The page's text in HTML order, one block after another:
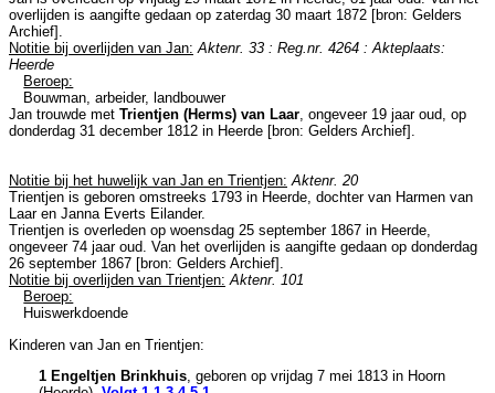
overlijden is aangifte gedaan op zaterdag 30 maart 1872 [bron: Gelders
Archief].
Notitie bij overlijden van Jan: Aktenr. 33 : Reg.nr. 4264 : Akteplaats:
Heerde
Beroep:
Bouwman, arbeider, landbouwer
Jan trouwde met Trientjen (Herms) van Laar, ongeveer 19 jaar oud, op
donderdag 31 december 1812 in Heerde [bron: Gelders Archief].
Notitie bij het huwelijk van Jan en Trientjen: Aktenr. 20
Trientjen is geboren omstreeks 1793 in Heerde, dochter van Harmen van
Laar en Janna Everts Eilander.
Trientjen is overleden op woensdag 25 september 1867 in Heerde,
ongeveer 74 jaar oud. Van het overlijden is aangifte gedaan op donderdag
26 september 1867 [bron: Gelders Archief].
Notitie bij overlijden van Trientjen: Aktenr. 101
Beroep:
Huiswerkdoende
Kinderen van Jan en Trientjen:
1 Engeltjen Brinkhuis, geboren op vrijdag 7 mei 1813 in Hoorn